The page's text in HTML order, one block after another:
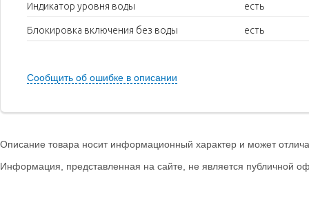
Индикатор уровня воды есть
Блокировка включения без воды есть
Сообщить об ошибке в описании
Описание товара носит информационный характер и может
Информация, представленная на сайте, не является публичной